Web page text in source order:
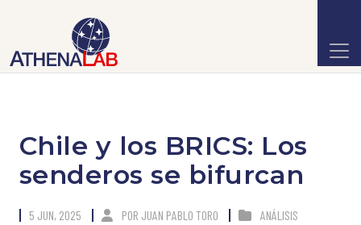
Chile y los BRICS: Los
senderos se bifurcan
5 JUN, 2025 POR JUAN PABLO TORO ANÁLISIS